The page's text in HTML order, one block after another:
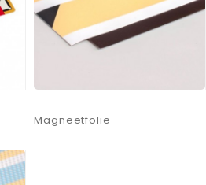
Magneetfolie